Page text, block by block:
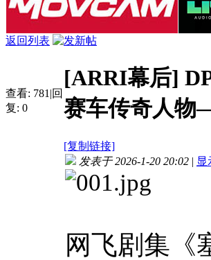
返回列表
查看: 781 |回
复: 0
[ARRI幕后]
赛车传奇人
[复制链接]
发表于 2026-1-20 20:02 | 显
网飞剧集《